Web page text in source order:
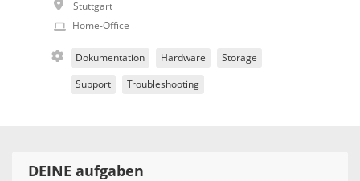
Stuttgart
Home-Office
Dokumentation Hardware Storage
Support Troubleshooting
DEINE aufgaben